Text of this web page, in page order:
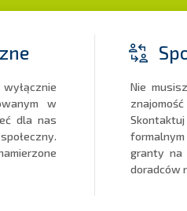
w
dla nas
Nie
formalnym
granty na
doradców